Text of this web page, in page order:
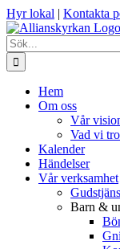
Fortsätt
till
innehållet
Hyr lokal | Kontakta
Sök
efter:
Hem
Om oss
Vår
Vad vi
Kalender
Händelser
Vår verksamhet
Barn &